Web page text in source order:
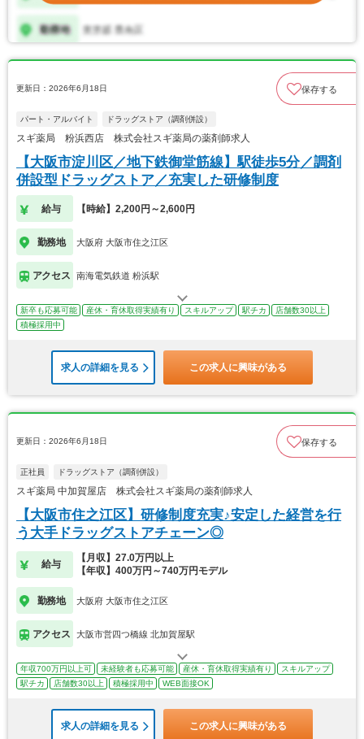
更新日：2026年6月18日 保存する
パート・アルバイト ドラッグストア（調剤併設）
スギ薬局 粉浜西店 株式会社スギ薬局の薬剤師求人
【大阪市淀川区／地下鉄御堂筋線】駅徒歩5分／調剤
併設型ドラッグストア／充実した研修制度
給与 【時給】2,200円～2,600円
勤務地 大阪府 大阪市住之江区
アクセス 南海電気鉄道 粉浜駅
新卒も応募可能 産休・育休取得実績有り スキルアップ 駅チカ
店舗数30以上
積極採用中
求人の詳細を見る この求人に興味がある
更新日：2026年6月18日 保存する
正社員 ドラッグストア（調剤併設）
スギ薬局 中加賀屋店 株式会社スギ薬局の薬剤師求人
【大阪市住之江区】研修制度充実♪安定した経営を行
う大手ドラッグストアチェーン◎
給与
【月収】27.0万円以上
【年収】400万円～740万円モデル
勤務地 大阪府 大阪市住之江区
アクセス 大阪市営四つ橋線 北加賀屋駅
年収700万円以上可 未経験者も応募可能 産休・育休取得実績有り
スキルアップ
駅チカ
店舗数30以上 積極採用中 WEB面接OK
求人の詳細を見る この求人に興味がある